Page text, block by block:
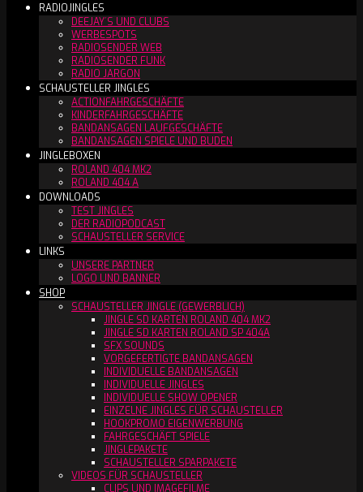
RADIOJINGLES
DEEJAY´S UND CLUBS
WERBESPOTS
RADIOSENDER WEB
RADIOSENDER FUNK
RADIO JARGON
SCHAUSTELLER JINGLES
ACTIONFAHRGESCHÄFTE
KINDERFAHRGESCHÄFTE
BANDANSAGEN LAUFGESCHÄFTE
BANDANSAGEN SPIELE UND BUDEN
JINGLEBOXEN
ROLAND 404 MK2
ROLAND 404 A
DOWNLOADS
TEST JINGLES
DER RADIOPODCAST
SCHAUSTELLER SERVICE
LINKS
UNSERE PARTNER
LOGO UND BANNER
SHOP
SCHAUSTELLER JINGLE (GEWERBLICH)
JINGLE SD KARTEN ROLAND 404 MK2
JINGLE SD KARTEN ROLAND SP 404A
SFX SOUNDS
VORGEFERTIGTE BANDANSAGEN
INDIVIDUELLE BANDANSAGEN
INDIVIDUELLE JINGLES
INDIVIDUELLE SHOW OPENER
EINZELNE JINGLES FÜR SCHAUSTELLER
HOOKPROMO EIGENWERBUNG
FAHRGESCHÄFT SPIELE
JINGLEPAKETE
SCHAUSTELLER SPARPAKETE
VIDEOS FÜR SCHAUSTELLER
CLIPS UND IMAGEFILME